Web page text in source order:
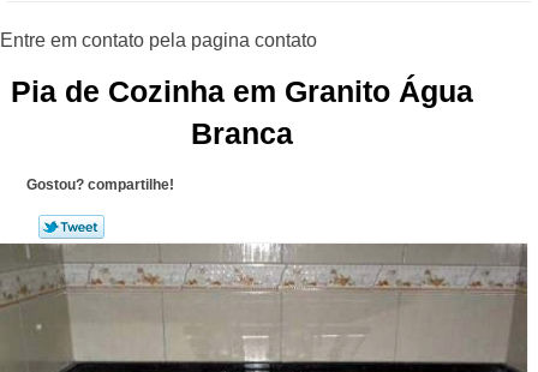
Pia de Cozinha em Granito Água
Branca
Gostou? compartilhe!